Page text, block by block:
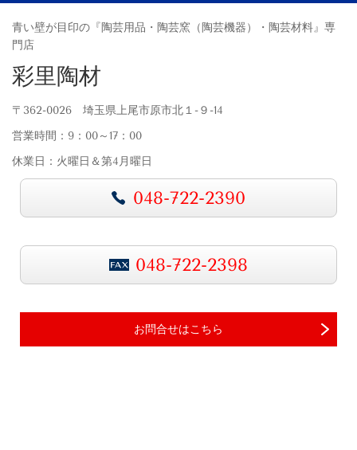
青い壁が目印の『陶芸用品・陶芸窯（陶芸機器）・陶芸材料』専
門店
彩里陶材
〒362-0026 埼玉県上尾市原市北１-９-14
営業時間：9：00～17：00
休業日：火曜日＆第4月曜日
048-722-2390
048-722-2398
お問合せはこちら